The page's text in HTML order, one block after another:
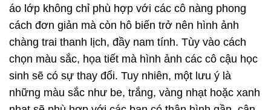
áo lớp không chỉ phù hợp với các cô nàng phong
cách đơn giản mà còn hô biến trở nên hình ảnh
chàng trai thanh lịch, đầy nam tính. Tùy vào cách
chọn màu sắc, họa tiết mà hình ảnh các cô cậu học
sinh sẽ có sự thay đổi. Tuy nhiên, một lưu ý là
những màu sắc như be, trắng, vàng nhạt hoặc xanh